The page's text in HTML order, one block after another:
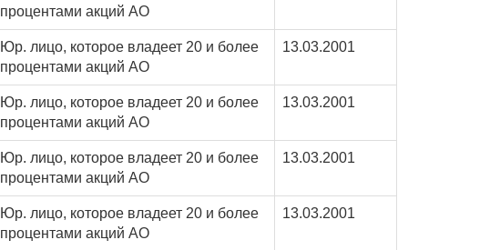
процентами акций АО
Юр. лицо, которое владеет 20 и более
процентами акций АО
13.03.2001
Юр. лицо, которое владеет 20 и более
процентами акций АО
13.03.2001
Юр. лицо, которое владеет 20 и более
процентами акций АО
13.03.2001
Юр. лицо, которое владеет 20 и более
процентами акций АО
13.03.2001